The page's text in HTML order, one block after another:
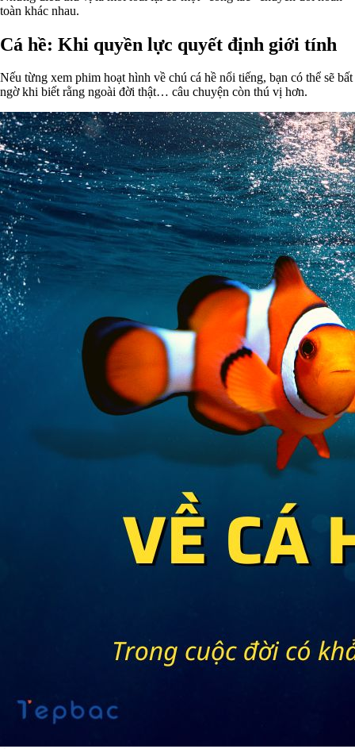
toàn khác nhau.
Cá hề: Khi quyền lực quyết định giới tính
Nếu từng xem phim hoạt hình về chú cá hề nổi tiếng, bạn có thể sẽ bất
ngờ khi biết rằng ngoài đời thật… câu chuyện còn thú vị hơn.